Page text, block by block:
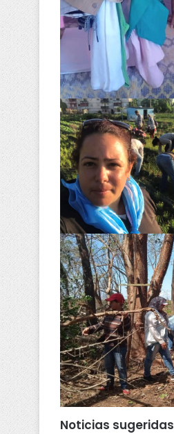
Noticias sugeridas